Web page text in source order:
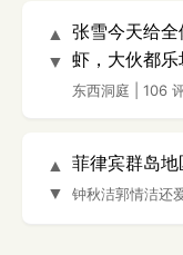
▲
▼
张雪今天给
虾，大伙都乐
东西洞庭 106
▲
▼
菲律宾群岛
钟秋洁郭情洁还